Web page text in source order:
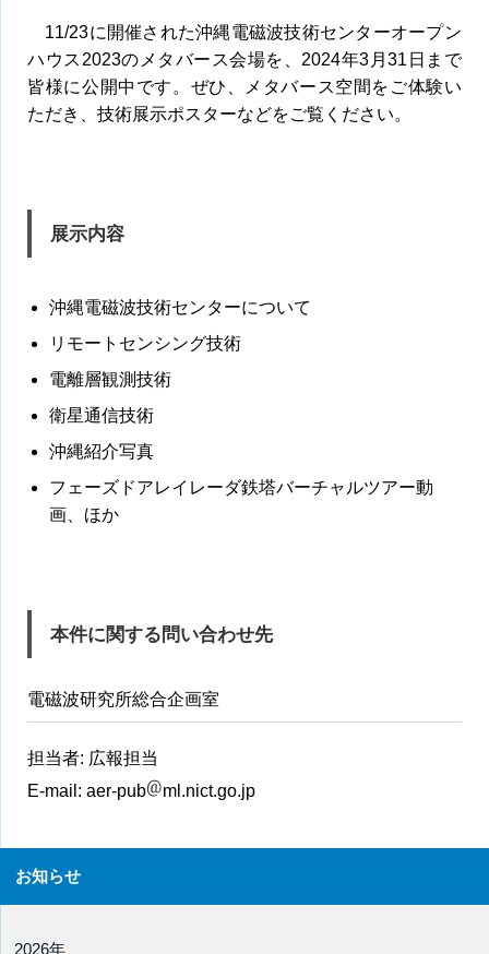
11/23に開催された沖縄電磁波技術センターオープン
ハウス2023のメタバース会場を、2024年3月31日まで
皆様に公開中です。ぜひ、メタバース空間をご体験い
ただき、技術展示ポスターなどをご覧ください。
展示内容
沖縄電磁波技術センターについて
リモートセンシング技術
電離層観測技術
衛星通信技術
沖縄紹介写真
フェーズドアレイレーダ鉄塔バーチャルツアー動
画、ほか
本件に関する問い合わせ先
電磁波研究所総合企画室
担当者: 広報担当
E-mail:aer-pub ml.nict.go.jp
お知らせ
2026年